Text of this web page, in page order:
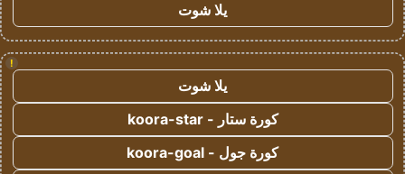
يلا شوت
!
يلا شوت
كورة ستار - koora-star
كورة جول - koora-goal